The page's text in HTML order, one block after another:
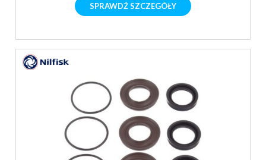
SPRAWDŹ SZCZEGÓŁY